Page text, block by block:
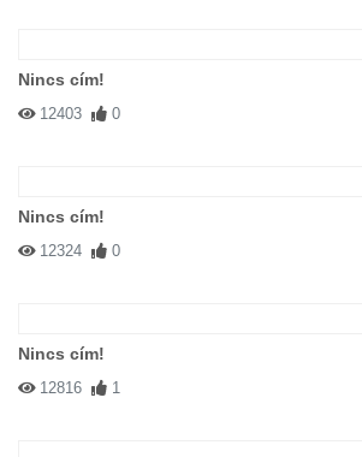
Nincs cím!
12403 0
Nincs cím!
12324 0
Nincs cím!
12816 1